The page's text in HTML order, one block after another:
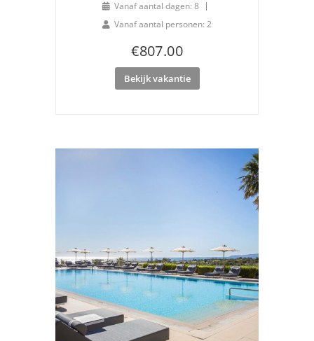
Vanaf aantal dagen: 8
Vanaf aantal personen: 2
€807.00
Bekijk vakantie